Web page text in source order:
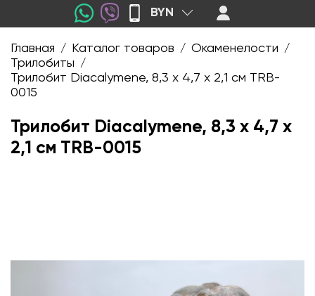
BYN
Главная / Каталог товаров / Окаменелости /
Трилобиты /
Трилобит Diacalymene, 8,3 х 4,7 х 2,1 см TRB-
0015
Трилобит Diacalymene, 8,3 х 4,7 х
2,1 см TRB-0015